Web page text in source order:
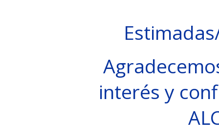
interés y